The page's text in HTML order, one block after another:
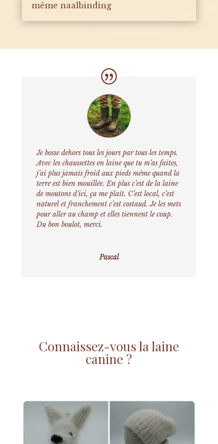
même naalbinding
Je bosse dehors tous les jours par tous les temps.
Avec les chaussettes en laine que tu m’as faites,
j’ai plus jamais froid aux pieds même quand la
terre est bien mouillée. En plus c’est de la laine
de moutons d’ici, ça me plaît. C’est local, c’est
naturel et franchement c’est costaud. Je les mets
pour aller au champ et elles tiennent le coup.
Du bon boulot, merci.
Pascal
Connaissez-vous la laine
canine ?